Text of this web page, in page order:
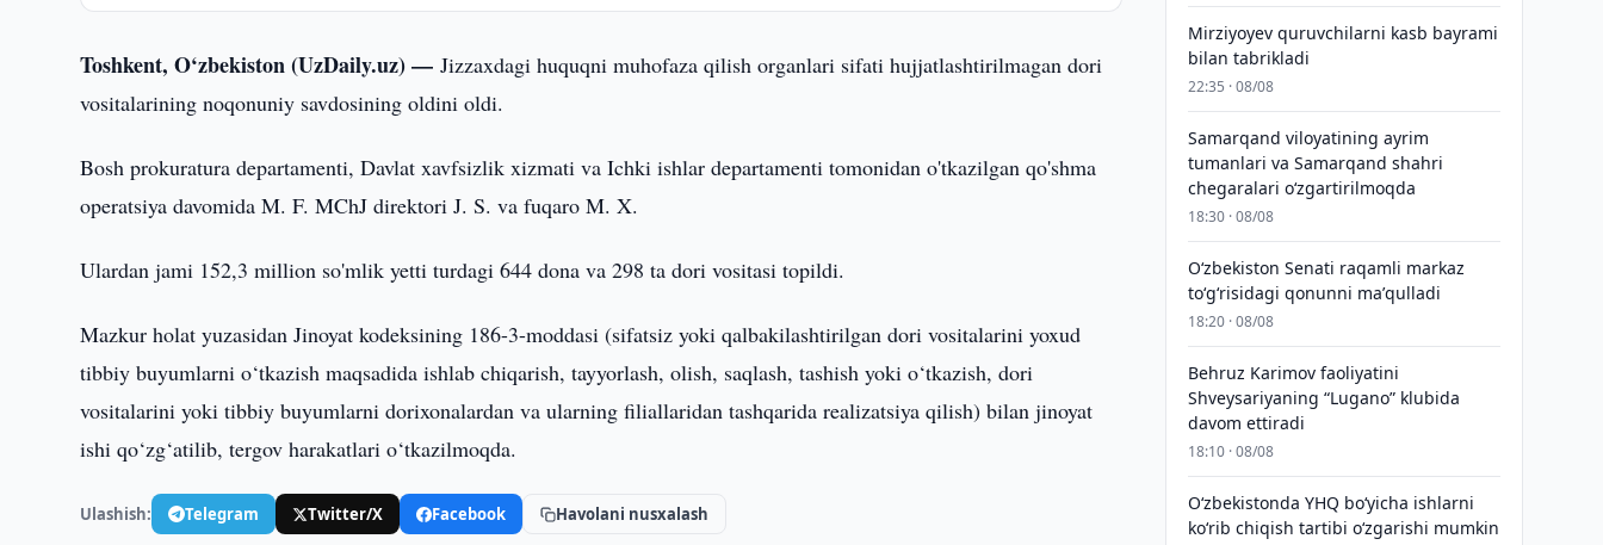
Toshkent, O‘zbekiston (UzDaily.uz) —Jizzaxdagi huquqni muhofaza qilish organlari sifati hujjatlashtirilmagan dori
vositalarining noqonuniy savdosining oldini oldi.
Bosh prokuratura departamenti, Davlat xavfsizlik xizmati va Ichki ishlar departamenti tomonidan o'tkazilgan qo'shma
operatsiya davomida M. F. MChJ direktori J. S. va fuqaro M. X.
Ulardan jami 152,3 million so'mlik yetti turdagi 644 dona va 298 ta dori vositasi topildi.
Mazkur holat yuzasidan Jinoyat kodeksining 186-3-moddasi (sifatsiz yoki qalbakilashtirilgan dori vositalarini yoxud
tibbiy buyumlarni o‘tkazish maqsadida ishlab chiqarish, tayyorlash, olish, saqlash, tashish yoki o‘tkazish, dori
vositalarini yoki tibbiy buyumlarni dorixonalardan va ularning filiallaridan tashqarida realizatsiya qilish) bilan jinoyat
ishi qo‘zg‘atilib, tergov harakatlari o‘tkazilmoqda.
Ulashish: Telegram Twitter/X Facebook Havolani nusxalash
Mirziyoyev quruvchilarni kasb bayrami
bilan tabrikladi
22:35 · 08/08
Samarqand viloyatining ayrim
tumanlari va Samarqand shahri
chegaralari oʻzgartirilmoqda
18:30 · 08/08
Oʻzbekiston Senati raqamli markaz
toʻgʻrisidagi qonunni maʼqulladi
18:20 · 08/08
Behruz Karimov faoliyatini
Shveysariyaning “Lugano” klubida
davom ettiradi
18:10 · 08/08
O‘zbekistonda YHQ bo‘yicha ishlarni
ko‘rib chiqish tartibi o‘zgarishi mumkin